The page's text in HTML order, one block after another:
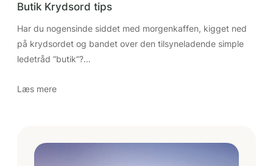
Butik Krydsord tips
Har du nogensinde siddet med morgenkaffen, kigget ned
på krydsordet og bandet over den tilsyneladende simple
ledetråd “butik”?…
Læs mere